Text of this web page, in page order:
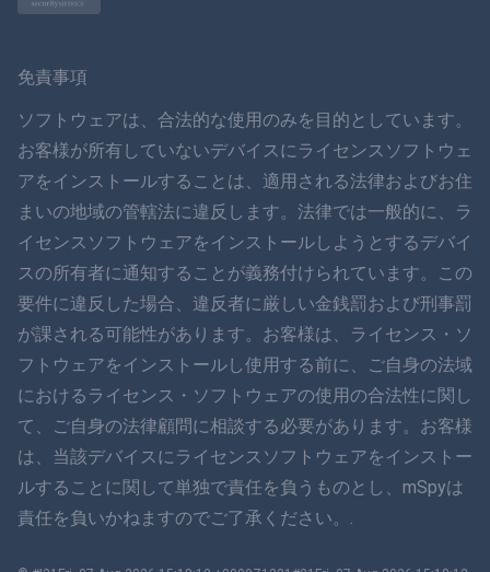
ภาษาไทย
简体中文
ダンスク
हिंदी
עברית
ロマン
Ελληνικά
ベトナム語
免責事項
ソフトウェアは、合法的な使用のみを目的としています。
お客様が所有していないデバイスにライセンスソフトウェ
アをインストールすることは、適用される法律およびお住
まいの地域の管轄法に違反します。法律では一般的に、ラ
イセンスソフトウェアをインストールしようとするデバイ
スの所有者に通知することが義務付けられています。この
要件に違反した場合、違反者に厳しい金銭罰および刑事罰
が課される可能性があります。お客様は、ライセンス・ソ
フトウェアをインストールし使用する前に、ご自身の法域
におけるライセンス・ソフトウェアの使用の合法性に関し
て、ご自身の法律顧問に相談する必要があります。お客様
は、当該デバイスにライセンスソフトウェアをインストー
ルすることに関して単独で責任を負うものとし、mSpyは
責任を負いかねますのでご了承ください。.